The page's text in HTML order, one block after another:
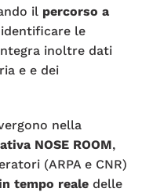
il percorso a
le
inoltre dati
e e dei
nella
NOSE ROOM,
(ARPA e CNR)
tempo reale delle